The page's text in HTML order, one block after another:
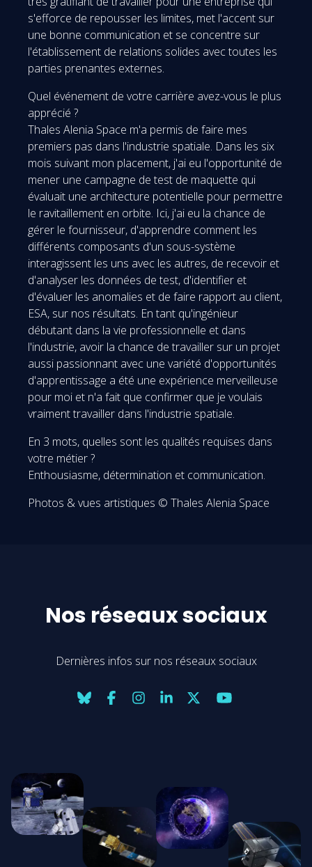
s'efforce de repousser les limites, met l'accent sur
une bonne communication et se concentre sur
l'établissement de relations solides avec toutes les
parties prenantes externes.
Quel événement de votre carrière avez-vous le plus
apprécié ?
Thales Alenia Space m'a permis de faire mes
premiers pas dans l'industrie spatiale. Dans les six
mois suivant mon placement, j'ai eu l'opportunité de
mener une campagne de test de maquette qui
évaluait une architecture potentielle pour permettre
le ravitaillement en orbite. Ici, j'ai eu la chance de
gérer le fournisseur, d'apprendre comment les
différents composants d'un sous-système
interagissent les uns avec les autres, de recevoir et
d'analyser les données de test, d'identifier et
d'évaluer les anomalies et de faire rapport au client,
ESA, sur nos résultats. En tant qu'ingénieur
débutant dans la vie professionnelle et dans
l'industrie, avoir la chance de travailler sur un projet
aussi passionnant avec une variété d'opportunités
d'apprentissage a été une expérience merveilleuse
pour moi et n'a fait que confirmer que je voulais
vraiment travailler dans l'industrie spatiale.
En 3 mots, quelles sont les qualités requises dans
votre métier ?
Enthousiasme, détermination et communication.
Photos & vues artistiques © Thales Alenia Space
Nos réseaux sociaux
Dernières infos sur nos réseaux sociaux